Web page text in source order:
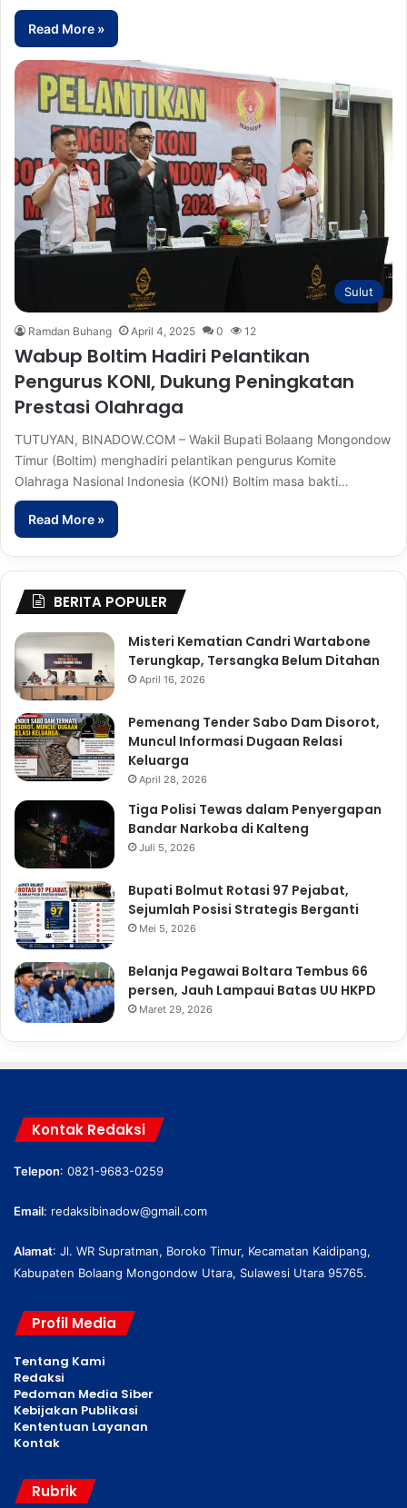
Read More »
Sulut
Ramdan Buhang April 4, 2025 0 12
Wabup Boltim Hadiri Pelantikan
Pengurus KONI, Dukung Peningkatan
Prestasi Olahraga
TUTUYAN, BINADOW.COM – Wakil Bupati Bolaang Mongondow
Timur (Boltim) menghadiri pelantikan pengurus Komite
Olahraga Nasional Indonesia (KONI) Boltim masa bakti…
Read More »
BERITA POPULER
Misteri Kematian Candri Wartabone
Terungkap, Tersangka Belum Ditahan
April 16, 2026
Pemenang Tender Sabo Dam Disorot,
Muncul Informasi Dugaan Relasi
Keluarga
April 28, 2026
Tiga Polisi Tewas dalam Penyergapan
Bandar Narkoba di Kalteng
Juli 5, 2026
Bupati Bolmut Rotasi 97 Pejabat,
Sejumlah Posisi Strategis Berganti
Mei 5, 2026
Belanja Pegawai Boltara Tembus 66
persen, Jauh Lampaui Batas UU HKPD
Maret 29, 2026
Kontak Redaksi
Telepon: 0821-9683-0259
Email: redaksibinadow@gmail.com
Alamat: Jl. WR Supratman, Boroko Timur, Kecamatan Kaidipang,
Kabupaten Bolaang Mongondow Utara, Sulawesi Utara 95765.
Profil Media
Tentang Kami
Redaksi
Pedoman Media Siber
Kebijakan Publikasi
Kententuan Layanan
Kontak
Rubrik